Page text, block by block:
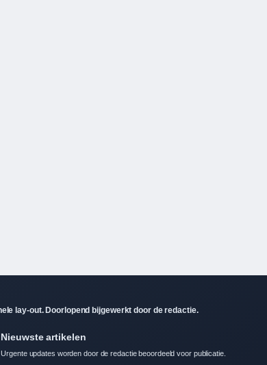
Nieuwste artikelen